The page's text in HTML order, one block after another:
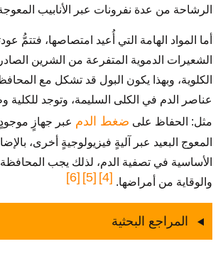
الرشاحة من عدة نفرونات عبر الأنابيب المعوجة
أما المواد الهامة التي أُعيد امتصاصها، فتتمُّ
الشعيرات الدموية المتفرعة من الشرين
الكلوية، وبهذا يكون البول قد تشكل مع
عناصر الدم في الكلى السليمة، وتوجد
مثل: الحفاظ على ضغط الدم عبر جهازٍ
المعوج البعيد عبر آليةٍ فيزيولوجيةٍ أخرى،
الأساسية في تصفية الدم، لذلك يجب
والوقاية من أمراضها. [4]
[5]
[6]
المراجع البحثية